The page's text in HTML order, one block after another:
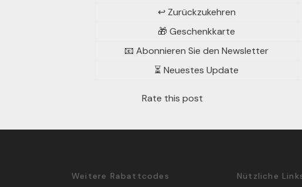
↩️ Zurückzukehren
🎁 Geschenkkarte
📧 Abonnieren Sie den Newsletter
⏳ Neuestes Update
Rate this post
Weitere Rabattcodes Nützliche